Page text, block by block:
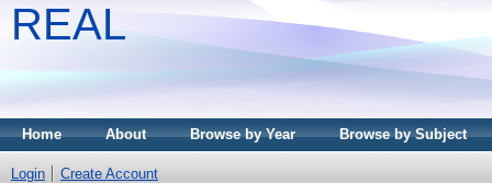
REAL
Home About Browse by Year Browse by Subject
Login Create Account